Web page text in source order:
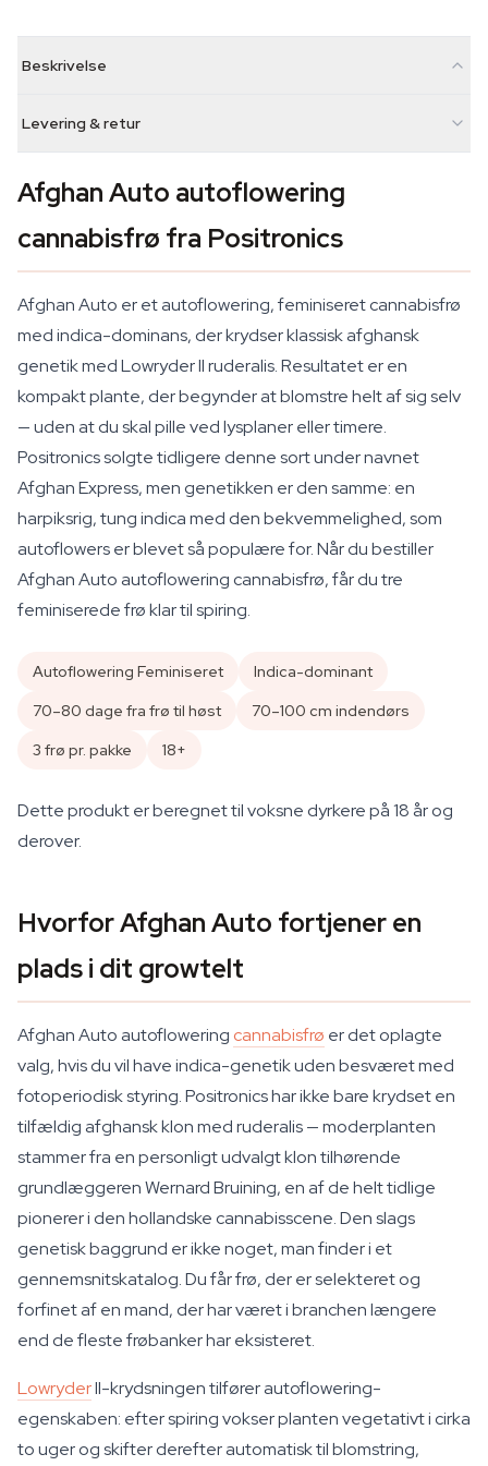
Beskrivelse
Levering & retur
Afghan Auto autoflowering
cannabisfrø fra Positronics
Afghan Auto er et autoflowering, feminiseret cannabisfrø
med indica-dominans, der krydser klassisk afghansk
genetik med Lowryder II ruderalis. Resultatet er en
kompakt plante, der begynder at blomstre helt af sig selv
— uden at du skal pille ved lysplaner eller timere.
Positronics solgte tidligere denne sort under navnet
Afghan Express, men genetikken er den samme: en
harpiksrig, tung indica med den bekvemmelighed, som
autoflowers er blevet så populære for. Når du bestiller
Afghan Auto autoflowering cannabisfrø, får du tre
feminiserede frø klar til spiring.
Autoflowering Feminiseret
Indica-dominant
70–80 dage fra frø til høst
70–100 cm indendørs
3 frø pr. pakke
18+
Dette produkt er beregnet til voksne dyrkere på 18 år og
derover.
Hvorfor Afghan Auto fortjener en
plads i dit growtelt
Afghan Auto autoflowering cannabisfrø er det oplagte
valg, hvis du vil have indica-genetik uden besværet med
fotoperiodisk styring. Positronics har ikke bare krydset en
tilfældig afghansk klon med ruderalis — moderplanten
stammer fra en personligt udvalgt klon tilhørende
grundlæggeren Wernard Bruining, en af de helt tidlige
pionerer i den hollandske cannabisscene. Den slags
genetisk baggrund er ikke noget, man finder i et
gennemsnitskatalog. Du får frø, der er selekteret og
forfinet af en mand, der har været i branchen længere
end de fleste frøbanker har eksisteret.
LowryderII-krydsningen tilfører autoflowering-
egenskaben: efter spiring vokser planten vegetativt i cirka
to uger og skifter derefter automatisk til blomstring,